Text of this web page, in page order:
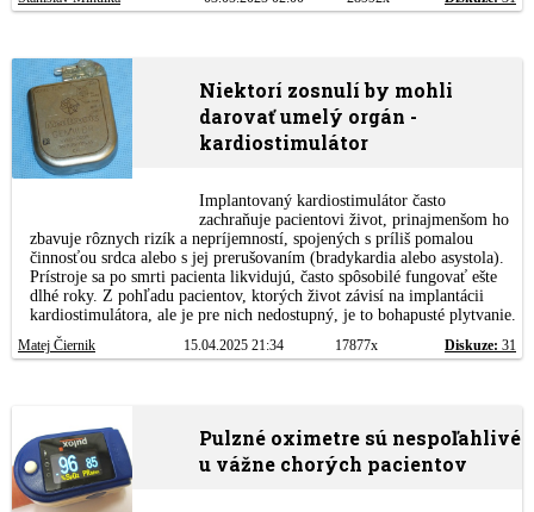
Niektorí zosnulí by mohli
darovať umelý orgán -
kardiostimulátor
Implantovaný kardiostimulátor často
zachraňuje pacientovi život, prinajmenšom ho
zbavuje rôznych rizík a nepríjemností, spojených s príliš pomalou
činnosťou srdca alebo s jej prerušovaním (bradykardia alebo asystola).
Prístroje sa po smrti pacienta likvidujú, často spôsobilé fungovať ešte
dlhé roky. Z pohľadu pacientov, ktorých život závisí na implantácii
kardiostimulátora, ale je pre nich nedostupný, je to bohapusté plytvanie.
Matej Čiernik 15.04.2025 21:34 17877x Diskuze: 31
Pulzné oximetre sú nespoľahlivé
u vážne chorých pacientov